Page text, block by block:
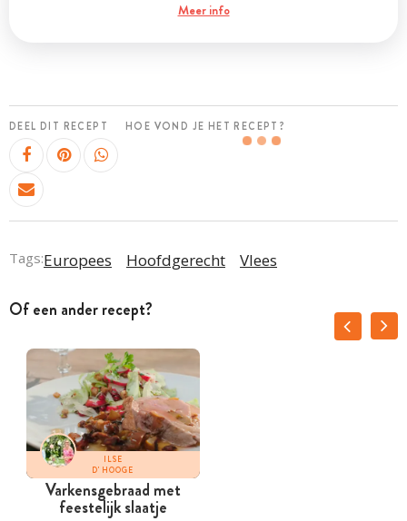
Meer info
DEEL DIT RECEPT HOE VOND JE HET RECEPT?
Tags:Europees Hoofdgerecht Vlees
Of een ander recept?
ILSE
D'HOOGE
Varkensgebraad met
feestelijk slaatje